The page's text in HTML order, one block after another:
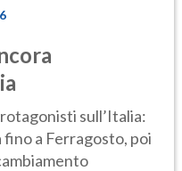
sull’Italia:
a Ferragosto, poi